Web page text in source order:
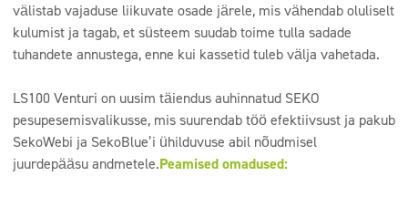
välistab vajaduse liikuvate osade järele, mis vähendab oluliselt
kulumist ja tagab, et süsteem suudab toime tulla sadade
tuhandete annustega, enne kui kassetid tuleb välja vahetada.
LS100 Venturi on uusim täiendus auhinnatud SEKO
pesupesemisvalikusse, mis suurendab töö efektiivsust ja pakub
SekoWebi ja SekoBlue’i ühilduvuse abil nõudmisel
juurdepääsu andmetele.Peamised omadused: